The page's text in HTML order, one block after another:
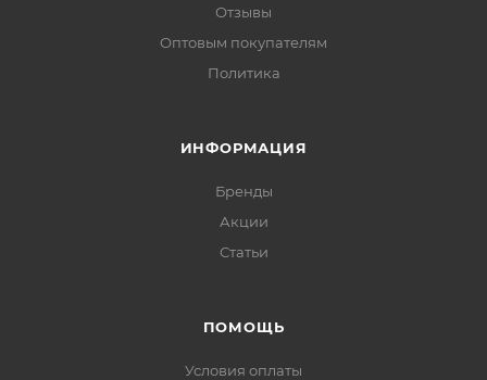
Отзывы
Оптовым покупателям
Политика
ИНФОРМАЦИЯ
Бренды
Акции
Статьи
ПОМОЩЬ
Условия оплаты